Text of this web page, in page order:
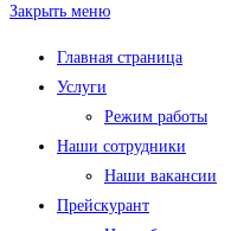
Закрыть меню
Главная страница
Услуги
Режим работы
Наши сотрудники
Наши вакансии
Прейскурант